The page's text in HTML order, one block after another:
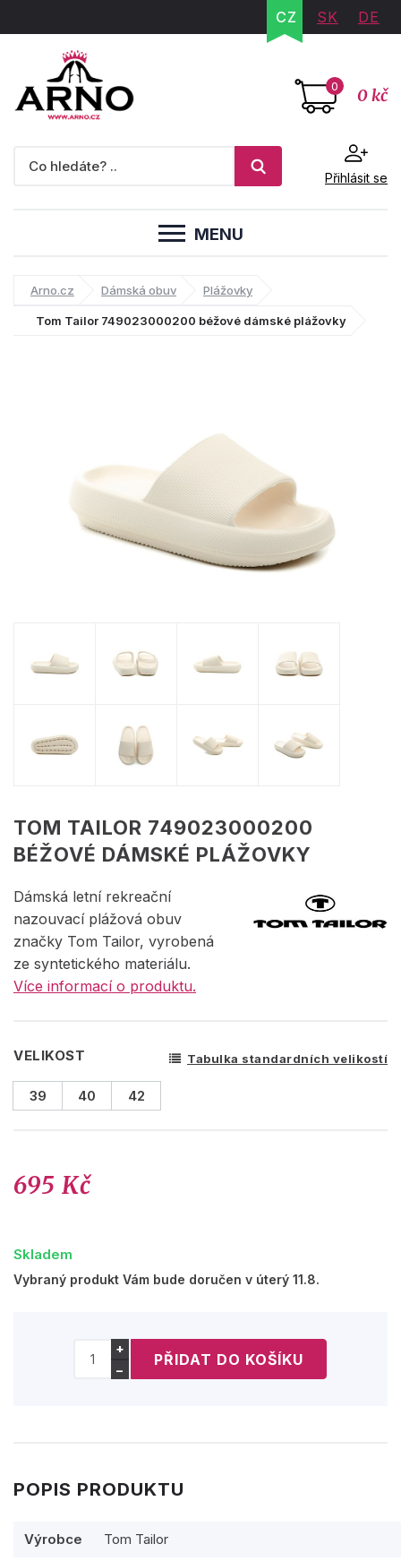
CZ SK DE
0 0 kč
Přihlásit se
MENU
Arno.cz Dámská obuv Plážovky
Tom Tailor 749023000200 béžové dámské plážovky
TOM TAILOR 749023000200
BÉŽOVÉ DÁMSKÉ PLÁŽOVKY
Dámská letní rekreační
nazouvací plážová obuv
značky Tom Tailor, vyrobená
ze syntetického materiálu.
Více informací o produktu.
VELIKOST Tabulka standardních velikostí
39 40 42
695 Kč
Skladem
Vybraný produkt Vám bude doručen v úterý 11.8.
+
−
POPIS PRODUKTU
Výrobce Tom Tailor